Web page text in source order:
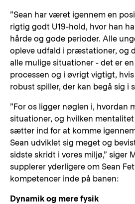
”Sean har været igennem en
rigtig godt U19-hold, hvor han
hårde og gode perioder. Alle
opleve udfald i præstationer, og
alle mulige situationer - det er
processen og i øvrigt vigtigt,
robust spiller, der kan begå sig i
”For os ligger nøglen i, hvordan
situationer, og hvilken
sætter ind for at komme
Sean udviklet sig meget og
sidste skridt i vores miljø,” siger
supplerer yderligere om Sean
kompetencer inde på banen:
Dynamik og mere fysik